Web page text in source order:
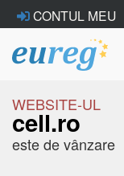
CONTUL MEU
WEBSITE-UL
cell.ro
este de vânzare